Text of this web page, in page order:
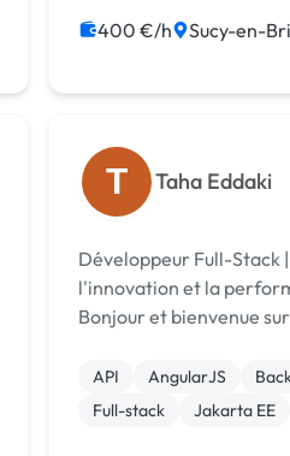
Machine Learning
400 €/h Sucy-en-
T Taha Eddaki
Développeur Full-Stack
l'innovation et la
Bonjour et bienvenue
avec une solide
expérience variée dans
API AngularJS
Full-stack
Jakarta EE